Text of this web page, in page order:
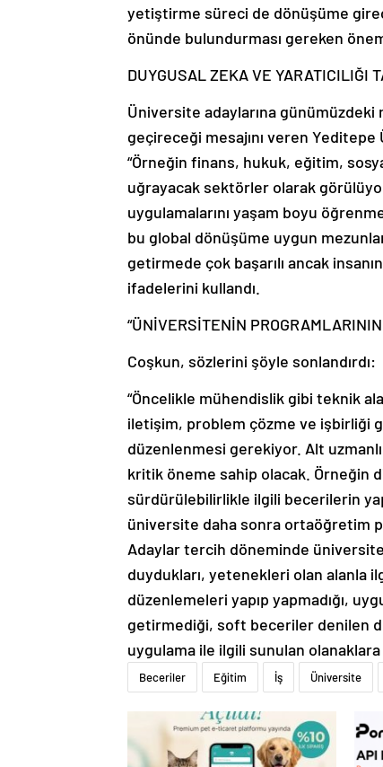
yetiştirme süreci de dönüşüme
önünde bulundurması gereken
DUYGUSAL ZEKA VE YARATICILIĞI
Üniversite adaylarına günümüzdeki
geçireceği mesajını veren
“Örneğin finans, hukuk, eğitim,
uğrayacak sektörler olarak
uygulamalarını yaşam boyu
bu global dönüşüme uygun
getirmede çok başarılı ancak
ifadelerini kullandı.
“ÜNİVERSİTENİN
Coşkun, sözlerini şöyle sonlandırdı:
“Öncelikle mühendislik gibi teknik
iletişim, problem çözme ve işbirliği
düzenlenmesi gerekiyor. Alt
kritik öneme sahip olacak. Örneğin
sürdürülebilirlikle ilgili becerilerin
üniversite daha sonra ortaöğretim
Adaylar tercih döneminde üniversite
duydukları, yetenekleri olan alanla
düzenlemeleri yapıp yapmadığı,
getirmediği, soft beceriler denilen
uygulama ile ilgili sunulan
Beceriler Eğitim İş Üniversite